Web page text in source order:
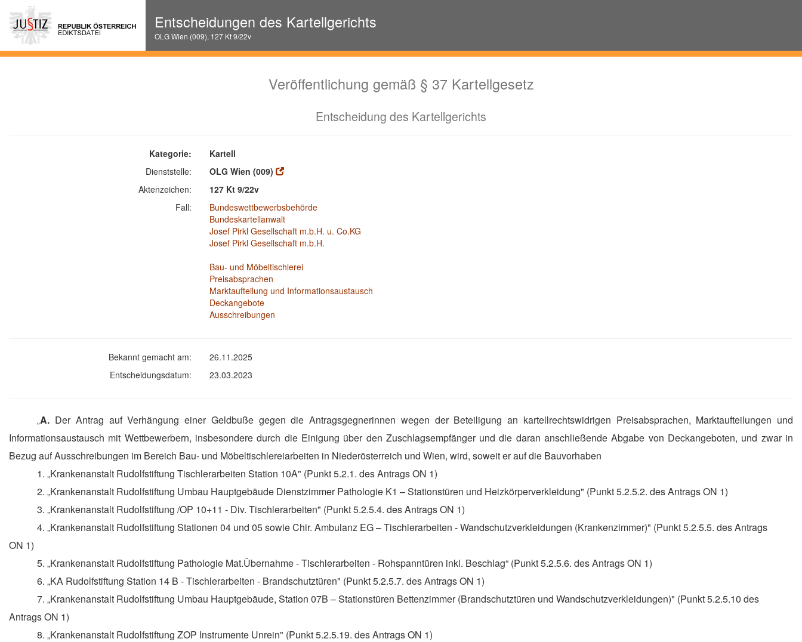
Entscheidungen des Kartellgerichts
OLG Wien (009), 127 Kt 9/22v
Veröffentlichung gemäß § 37 Kartellgesetz
Entscheidung des Kartellgerichts
Kategorie:
Kartell
Dienststelle:
OLG Wien (009)
Aktenzeichen:
127 Kt 9/22v
Fall:
Bundeswettbewerbsbehörde
Bundeskartellanwalt
Josef Pirkl Gesellschaft m.b.H. u. Co.KG
Josef Pirkl Gesellschaft m.b.H.
Bau- und Möbeltischlerei
Preisabsprachen
Marktaufteilung und Informationsaustausch
Deckangebote
Ausschreibungen
Bekannt gemacht am:
26.11.2025
Entscheidungsdatum:
23.03.2023
„A. Der Antrag auf Verhängung einer Geldbuße gegen die Antragsgegnerinnen wegen der Beteiligung an kartellrechtswidrigen Preisabsprachen, Marktaufteilungen und
Informationsaustausch mit Wettbewerbern, insbesondere durch die Einigung über den Zuschlagsempfänger und die daran anschließende Abgabe von Deckangeboten, und zwar in
Bezug auf Ausschreibungen im Bereich Bau- und Möbeltischlereiarbeiten in Niederösterreich und Wien, wird, soweit er auf die Bauvorhaben
1. „Krankenanstalt Rudolfstiftung Tischlerarbeiten Station 10A" (Punkt 5.2.1. des Antrags ON 1)
2. „Krankenanstalt Rudolfstiftung Umbau Hauptgebäude Dienstzimmer Pathologie K1 – Stationstüren und Heizkörperverkleidung" (Punkt 5.2.5.2. des Antrags ON 1)
3. „Krankenanstalt Rudolfstiftung /OP 10+11 - Div. Tischlerarbeiten" (Punkt 5.2.5.4. des Antrags ON 1)
4. „Krankenanstalt Rudolfstiftung Stationen 04 und 05 sowie Chir. Ambulanz EG – Tischlerarbeiten - Wandschutzverkleidungen (Krankenzimmer)" (Punkt 5.2.5.5. des Antrags
ON 1)
5. „Krankenanstalt Rudolfstiftung Pathologie Mat.Übernahme - Tischlerarbeiten - Rohspanntüren inkl. Beschlag“ (Punkt 5.2.5.6. des Antrags ON 1)
6. „KA Rudolfstiftung Station 14 B - Tischlerarbeiten - Brandschutztüren" (Punkt 5.2.5.7. des Antrags ON 1)
7. „Krankenanstalt Rudolfstiftung Umbau Hauptgebäude, Station 07B – Stationstüren Bettenzimmer (Brandschutztüren und Wandschutzverkleidungen)" (Punkt 5.2.5.10 des
Antrags ON 1)
8. „Krankenanstalt Rudolfstiftung ZOP Instrumente Unrein" (Punkt 5.2.5.19. des Antrags ON 1)